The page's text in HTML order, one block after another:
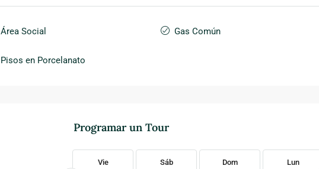
Área Social Gas Común
Pisos en Porcelanato
Programar un Tour
Vie Sáb Dom Lun